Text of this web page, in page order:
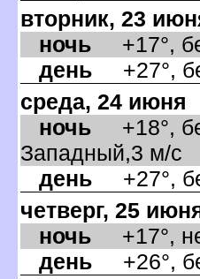
торник, 23
ночь +17°,
день +27°,
среда, 24 июня
ночь +18°,
Западный,3 м/с
день +27°,
четверг, 25
ночь +17°,
день +26°,